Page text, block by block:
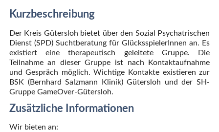
Kurzbeschreibung
Der Kreis Gütersloh bietet über den Sozial Psychatrischen
Dienst (SPD) Suchtberatung für GlücksspielerInnen an. Es
existiert eine therapeutisch geleitete Gruppe. Die
Teilnahme an dieser Gruppe ist nach Kontaktaufnahme
und Gespräch möglich. Wichtige Kontakte existieren zur
BSK (Bernhard Salzmann Klinik) Gütersloh und der SH-
Gruppe GameOver-Gütersloh.
Zusätzliche Informationen
Wir bieten an: